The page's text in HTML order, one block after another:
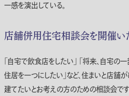
一感を演出している。
店舗併用住宅相談会を開催いた
「自宅で飲食店をしたい」 「将来、自宅の
住居を一つにしたい」など、住まいと店舗
建てたいとお考えの方のための相談会です